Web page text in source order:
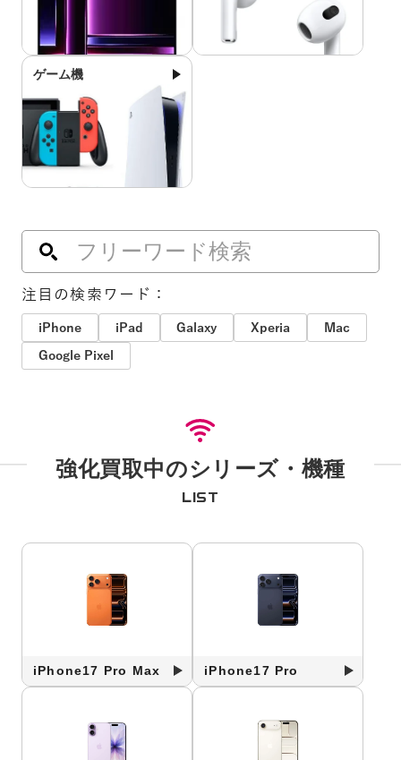
ゲーム機
注目の検索ワード：
iPhone iPad Galaxy Xperia
Mac
Google Pixel
強化買取中のシリーズ・機種
LIST
iPhone17 Pro Max iPhone17 Pro